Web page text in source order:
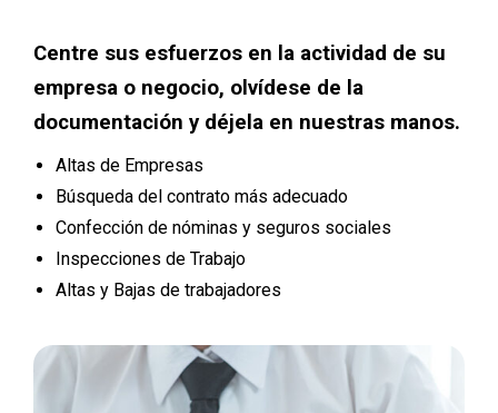
Centre sus esfuerzos en la actividad de su
empresa o negocio, olvídese de la
documentación y déjela en nuestras manos.
Altas de Empresas
Búsqueda del contrato más adecuado
Confección de nóminas y seguros sociales
Inspecciones de Trabajo
Altas y Bajas de trabajadores